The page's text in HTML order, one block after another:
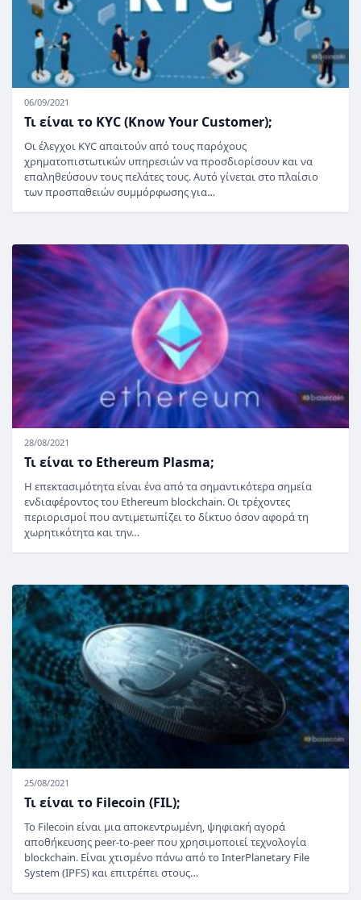
06/09/2021
Τι είναι το KYC (Know Your Customer);
Οι έλεγχοι KYC απαιτούν από τους παρόχους
χρηματοπιστωτικών υπηρεσιών να προσδιορίσουν και να
επαληθεύσουν τους πελάτες τους. Αυτό γίνεται στο πλαίσιο
των προσπαθειών συμμόρφωσης για…
28/08/2021
Τι είναι το Ethereum Plasma;
Η επεκτασιμότητα είναι ένα από τα σημαντικότερα σημεία
ενδιαφέροντος του Ethereum blockchain. Οι τρέχοντες
περιορισμοί που αντιμετωπίζει το δίκτυο όσον αφορά τη
χωρητικότητα και την…
25/08/2021
Τι είναι το Filecoin (FIL);
Το Filecoin είναι μια αποκεντρωμένη, ψηφιακή αγορά
αποθήκευσης peer-to-peer που χρησιμοποιεί τεχνολογία
blockchain. Είναι χτισμένο πάνω από το InterPlanetary File
System (IPFS) και επιτρέπει στους…